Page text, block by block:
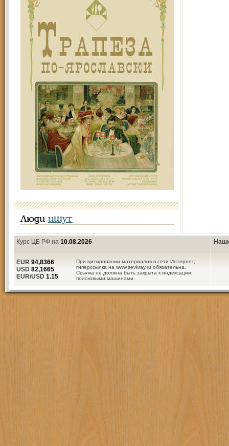
Люди ищут
Курс ЦБ РФ на 10.08.2026
При цитировании материалов в сети Интернет,
гиперссылка на www.sevkray.ru обязательна.
Ссылка не должна быть закрыта к индексации
поисковыми машинами.
EUR 94,8366
USD 82,1665
EUR/USD 1.15